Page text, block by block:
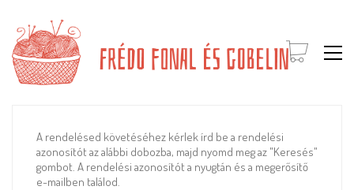
A rendelésed követéséhez kérlek írd be a rendelési
azonosítót az alábbi dobozba, majd nyomd meg az "Keresés"
gombot. A rendelési azonosítót a nyugtán és a megerősítő
e-mailben találod.